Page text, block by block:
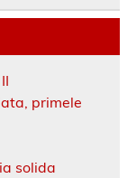
primele
solida